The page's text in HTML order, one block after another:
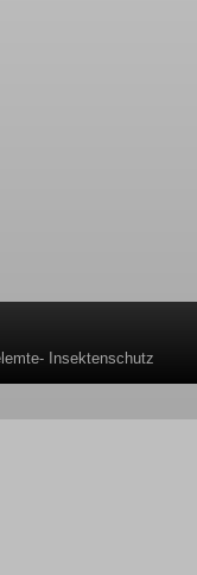
Insektenschutz